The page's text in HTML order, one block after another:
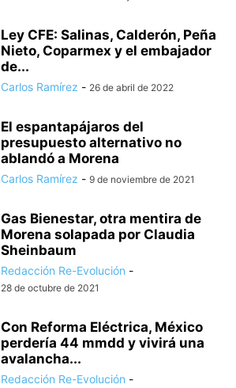
Ley CFE: Salinas, Calderón, Peña
Nieto, Coparmex y el embajador
de...
Carlos Ramírez - 26 de abril de 2022
El espantapájaros del
presupuesto alternativo no
ablandó a Morena
Carlos Ramírez - 9 de noviembre de 2021
Gas Bienestar, otra mentira de
Morena solapada por Claudia
Sheinbaum
Redacción Re-Evolución -
28 de octubre de 2021
Con Reforma Eléctrica, México
perdería 44 mmdd y vivirá una
avalancha...
Redacción Re-Evolución -